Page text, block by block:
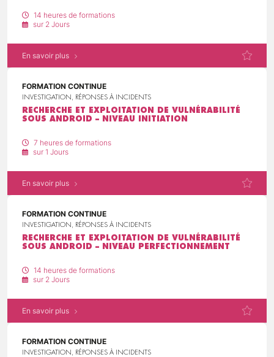
14 heures de formations
sur 2 Jours
En savoir plus
FORMATION CONTINUE
INVESTIGATION, RÉPONSES À INCIDENTS
RECHERCHE ET EXPLOITATION DE VULNÉRABILITÉ
SOUS ANDROID – NIVEAU INITIATION
7 heures de formations
sur 1 Jours
En savoir plus
FORMATION CONTINUE
INVESTIGATION, RÉPONSES À INCIDENTS
RECHERCHE ET EXPLOITATION DE VULNÉRABILITÉ
SOUS ANDROID – NIVEAU PERFECTIONNEMENT
14 heures de formations
sur 2 Jours
En savoir plus
FORMATION CONTINUE
INVESTIGATION, RÉPONSES À INCIDENTS